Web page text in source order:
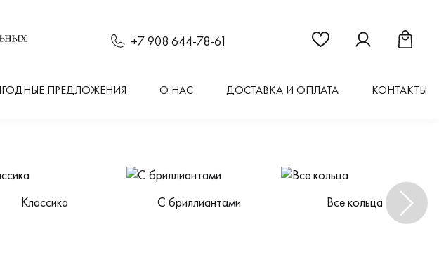
+7 908 644-78-61 Ссылка на страницу
Ссылка наСсылка
ПРЕДЛОЖЕНИЯ О НАС ДОСТАВКА И ОПЛАТА КОНТАКТЫ
Классика С бриллиантами Все кольца